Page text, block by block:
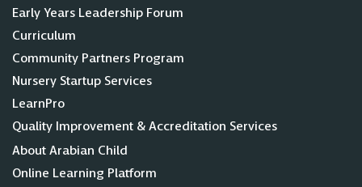
Early Years Leadership Forum
Curriculum
Community Partners Program
Nursery Startup Services
LearnPro
Quality Improvement & Accreditation Services
About Arabian Child
Online Learning Platform